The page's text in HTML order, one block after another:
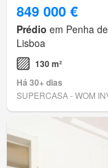
849 000 €
Prédio em Penha
Lisboa
130 m²
Há 30+ dias
SUPERCASA - WOM